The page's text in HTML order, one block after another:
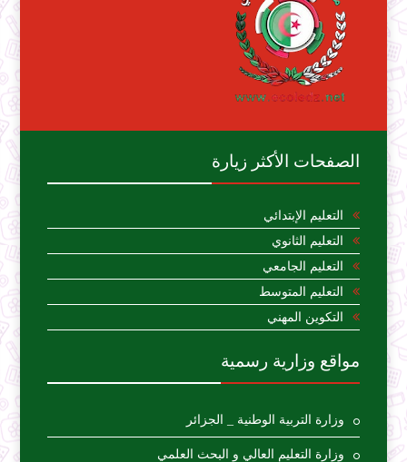
الصفحات الأكثر زيارة
التعليم الإبتدائي
التعليم الثانوي
التعليم الجامعي
التعليم المتوسط
التكوين المهني
مواقع وزارية رسمية
وزارة التربية الوطنية _ الجزائر
وزارة التعليم العالي و البحث العلمي